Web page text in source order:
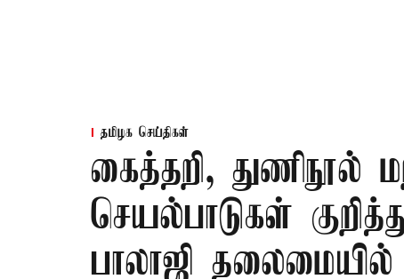
தமிழக செய்திகள்
கைத்தறி, துணிநூல்
செயல்பாடுகள்
பாலாஜி